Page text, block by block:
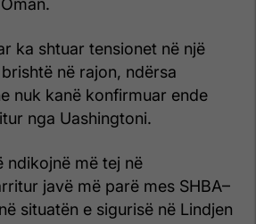
ka shtuar tensionet në një
në rajon, ndërsa
nuk kanë konfirmuar ende
nga Uashingtoni.
ndikojnë më tej në
javë më parë mes SHBA–
situatën e sigurisë në Lindjen